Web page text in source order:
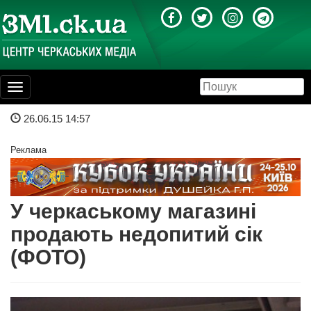
Toggle
navigation
26.06.15 14:57
Реклама
У черкаському магазині
продають недопитий сік
(ФОТО)